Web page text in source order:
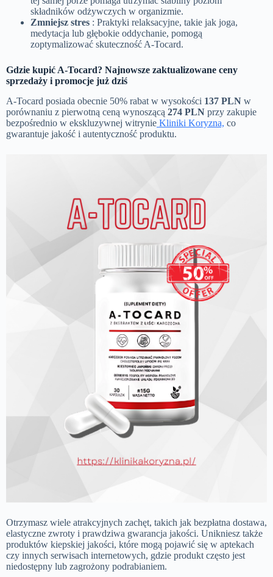
składników odżywczych w organizmie.
Zmniejsz stres : Praktyki relaksacyjne, takie jak joga,
medytacja lub głębokie oddychanie, pomogą
zoptymalizować skuteczność A-Tocard.
Gdzie kupić A-Tocard? Najnowsze zaktualizowane ceny
sprzedaży i promocje już dziś
A-Tocard posiada obecnie 50% rabat w wysokości 137 PLN w
porównaniu z pierwotną ceną wynoszącą 274 PLN przy zakupie
bezpośrednio w ekskluzywnej witrynie Kliniki Koryzna, co
gwarantuje jakość i autentyczność produktu.
Otrzymasz wiele atrakcyjnych zachęt, takich jak bezpłatna dostawa,
elastyczne zwroty i prawdziwa gwarancja jakości. Unikniesz także
produktów kiepskiej jakości, które mogą pojawić się w aptekach
czy innych serwisach internetowych, gdzie produkt często jest
niedostępny lub zagrożony podrabianiem.